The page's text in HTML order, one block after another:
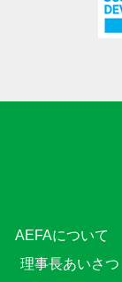
AEFAについて
理事長あいさつ